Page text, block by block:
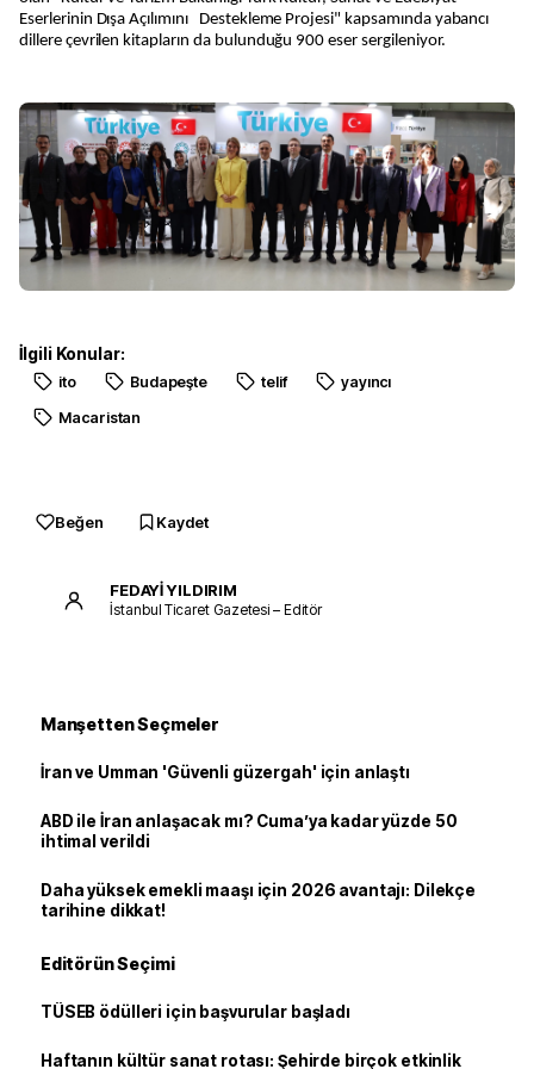
Eserlerinin Dışa Açılımını Destekleme Projesi" kapsamında yabancı
dillere çevrilen kitapların da bulunduğu 900 eser sergileniyor.
İlgili Konular:
ito Budapeşte telif
yayıncı
Macaristan
Beğen Kaydet
FEDAYİ YILDIRIM
İstanbul Ticaret Gazetesi – Editör
Manşetten Seçmeler
İran ve Umman 'Güvenli güzergah' için anlaştı
ABD ile İran anlaşacak mı? Cuma’ya kadar yüzde 50
ihtimal verildi
Daha yüksek emekli maaşı için 2026 avantajı: Dilekçe
tarihine dikkat!
Editörün Seçimi
TÜSEB ödülleri için başvurular başladı
Haftanın kültür sanat rotası: Şehirde birçok etkinlik